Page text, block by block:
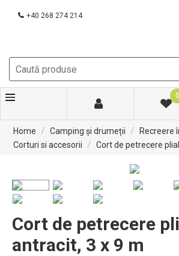
+40 268 274 214
0
Home / Camping și drumeții / Recreere
Corturi si accesorii / Cort de petrecere
Cort de petrecere
antracit, 3 x 9 m